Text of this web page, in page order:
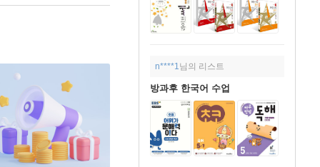
n****1님의 리스트
방과후 한국어 수업